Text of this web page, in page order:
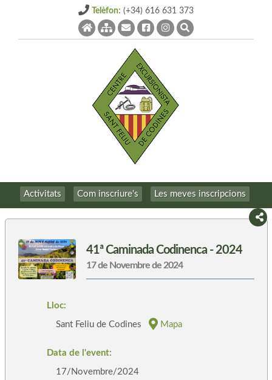
Telèfon: (+34) 616 631 373
Activitats Com inscriure's Les meves inscripcions
41ª Caminada Codinenca - 2024
17 de Novembre de 2024
Lloc:
Sant Feliu de Codines Mapa
Data de l'event:
17/Novembre/2024